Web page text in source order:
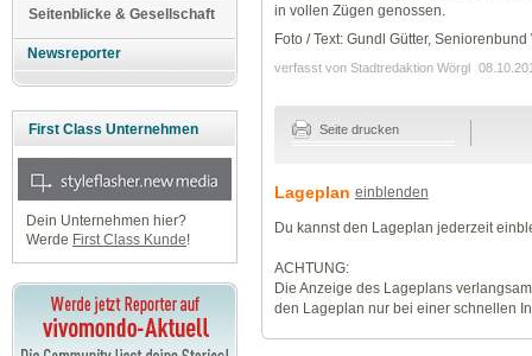
Seitenblicke & Gesellschaft
Newsreporter
First Class Unternehmen
Dein Unternehmen hier?
Werde First Class Kunde!
in vollen Zügen genossen.
Foto / Text: Gundl Gütter, Seniorenbund
verfasst von Stadtredaktion Wörgl
Seite drucken
Lageplan einblenden
Du kannst den Lageplan jederzeit
ACHTUNG:
Die Anzeige des Lageplans
den Lageplan nur bei einer schnellen